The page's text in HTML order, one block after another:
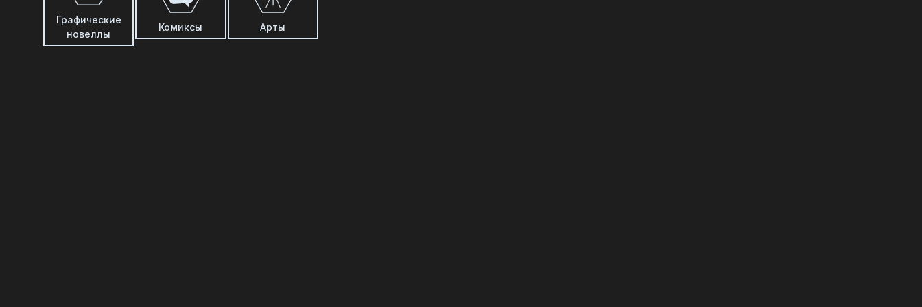
Графические
новеллы
Комиксы Арты